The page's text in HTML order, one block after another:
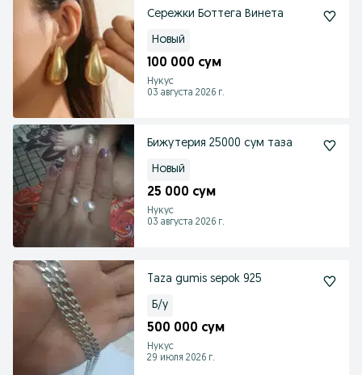
Сережки Боттега Винета
Новый
100 000 сум
Нукус
03 августа 2026 г.
Бижутерия 25000 сум таза
Новый
25 000 сум
Нукус
03 августа 2026 г.
Taza gumis sepok 925
Б/у
500 000 сум
Нукус
29 июля 2026 г.